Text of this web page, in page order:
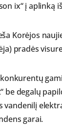
ix“ į aplinką
Korėjos
pradės
be degalų
vandenilį
garai.